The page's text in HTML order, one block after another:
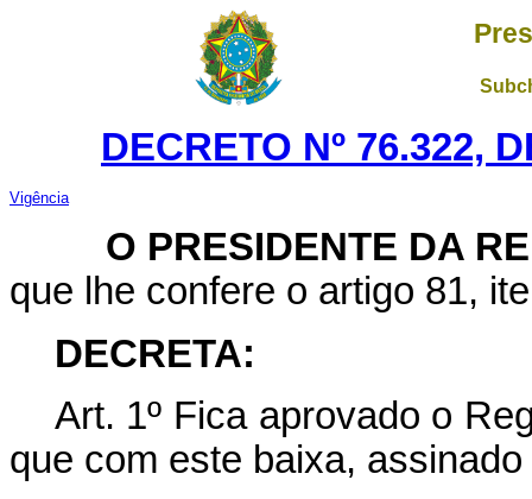
DECRETO Nº 76.322,
Vigência
O PRESIDENTE DA
que lhe confere o artigo 81,
DECRETA:
Art. 1º Fica aprovado o
que com este baixa,